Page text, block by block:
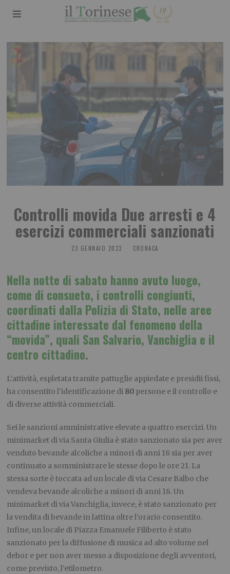
Controlli movida Due arresti e 4
esercizi commerciali sanzionati
23 GENNAIO 2023 CRONACA
Nella notte di sabato hanno avuto luogo,
come di consueto, i controlli congiunti,
coordinati dalla Polizia di Stato, nelle aree
cittadine interessate dal fenomeno della
“movida”, quali San Salvario, Vanchiglia e il
centro cittadino.
L’attività, espletata tramite pattuglie appiedate e presidii fissi,
ha consentito l’identificazione di 80 persone e il controllo e
di diverse attività commerciali.
Sei le sanzioni amministrative elevate a quattro esercizi. Un
minimarket di via Santa Giulia è stato sanzionato sia per aver
venduto bevande alcoliche a minori di anni 18 sia per aver
continuato a somministrare le stesse dopo le ore 21. La
stessa sorte è toccata ad un locale di via Cesare Balbo che
vendeva bevande alcoliche a minori di anni 18. Un
minimarket di via Vanchiglia, invece, è stato sanzionato per
la vendita di bevande in lattina oltre l’orario consentito.
Infine, un locale di Piazza Emanuele Filiberto è stato
sanzionato per la diffusione di musica ad alto volume nel
dehor e per non aver messo a disposizione degli avventori,
come previsto, l’etilometro.